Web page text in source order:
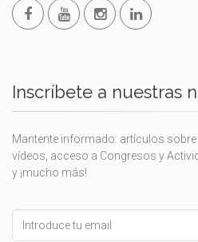
Inscríbete a nuestras
Mantente informado: artículos sobre
vídeos, acceso a Congresos y
y ¡mucho más!
this
field